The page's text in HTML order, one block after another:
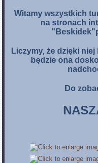
Witamy wszystkich
na stronach
Liczymy, że dzięki
będzie ona
Do